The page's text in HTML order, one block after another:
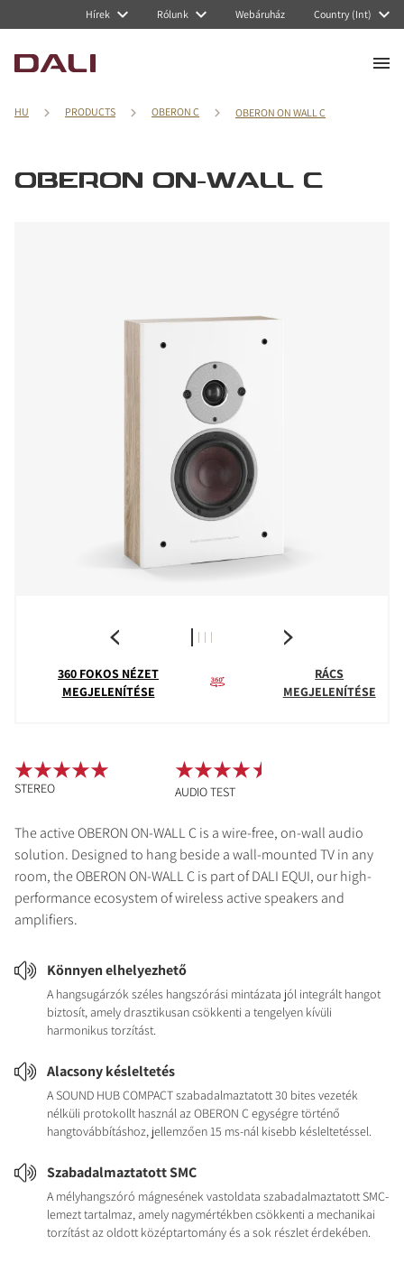
Hírek Rólunk Webáruház Country (Int)
HU PRODUCTS OBERON C OBERON ON WALL C
OBERON ON-WALL C
360 FOKOS NÉZET
MEGJELENÍTÉSE
RÁCS
MEGJELENÍTÉSE
The active OBERON ON-WALL C is a wire-free, on-wall audio
solution. Designed to hang beside a wall-mounted TV in any
room, the OBERON ON-WALL C is part of DALI EQUI, our high-
performance ecosystem of wireless active speakers and
amplifiers.
Könnyen elhelyezhető
A hangsugárzók széles hangszórási mintázata jól integrált hangot
biztosít, amely drasztikusan csökkenti a tengelyen kívüli
harmonikus torzítást.
Alacsony késleltetés
A SOUND HUB COMPACT szabadalmaztatott 30 bites vezeték
nélküli protokollt használ az OBERON C egységre történő
hangtovábbításhoz, jellemzően 15 ms-nál kisebb késleltetéssel.
Szabadalmaztatott SMC
A mélyhangszóró mágnesének vastoldata szabadalmaztatott SMC-
lemezt tartalmaz, amely nagymértékben csökkenti a mechanikai
torzítást az oldott középtartomány és a sok részlet érdekében.
STEREO AUDIO TEST